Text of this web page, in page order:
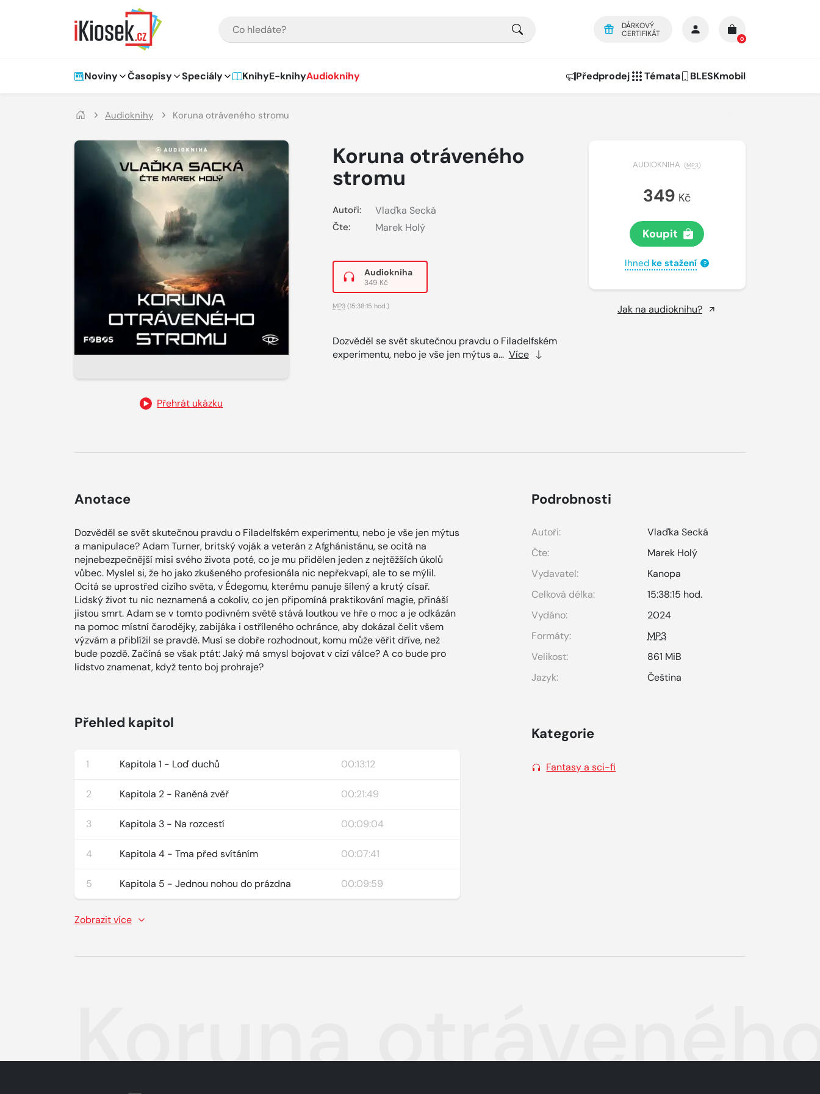
DÁRKOVÝ
CERTIFIKÁT
0
Hlavní navigace
Noviny Časopisy Speciály KnihyE-knihyAudioknihy Předprodej Témata BLESKmobil
Audioknihy Koruna otráveného stromu
Přehrát ukázku
Koruna otráveného
stromu
Autoři: Vlaďka Secká
Čte: Marek Holý
Audiokniha
349 Kč
MP3(15:38:15 hod.)
Dozvěděl se svět skutečnou pravdu o Filadelfském
experimentu, nebo je vše jen mýtus a... Více
AUDIOKNIHA (MP3)
349 Kč
Koupit
Ihned ke stažení ?
Jak na audioknihu?
Anotace
Dozvěděl se svět skutečnou pravdu o Filadelfském experimentu, nebo je vše jen mýtus
a manipulace? Adam Turner, britský voják a veterán z Afghánistánu, se ocitá na
nejnebezpečnější misi svého života poté, co je mu přidělen jeden z nejtěžších úkolů
vůbec. Myslel si, že ho jako zkušeného profesionála nic nepřekvapí, ale to se mýlil.
Ocitá se uprostřed cizího světa, v Édegomu, kterému panuje šílený a krutý císař.
Lidský život tu nic neznamená a cokoliv, co jen připomíná praktikování magie, přináší
jistou smrt. Adam se v tomto podivném světě stává loutkou ve hře o moc a je odkázán
na pomoc místní čarodějky, zabijáka i ostříleného ochránce, aby dokázal čelit všem
výzvám a přiblížil se pravdě. Musí se dobře rozhodnout, komu může věřit dříve, než
bude pozdě. Začíná se však ptát: Jaký má smysl bojovat v cizí válce? A co bude pro
lidstvo znamenat, když tento boj prohraje?
Přehled kapitol
1 Kapitola 1 - Loď duchů 00:13:12
2 Kapitola 2 - Raněná zvěř 00:21:49
3 Kapitola 3 - Na rozcestí 00:09:04
4 Kapitola 4 - Tma před svítáním 00:07:41
5 Kapitola 5 - Jednou nohou do prázdna 00:09:59
Zobrazit více
Podrobnosti
Autoři:
Vlaďka Secká
Čte:
Marek Holý
Vydavatel:
Kanopa
Celková délka:
15:38:15 hod.
Vydáno:
2024
Formáty:
MP3
Velikost:
861 MiB
Jazyk:
Čeština
Kategorie
Fantasy a sci-fi
Koruna